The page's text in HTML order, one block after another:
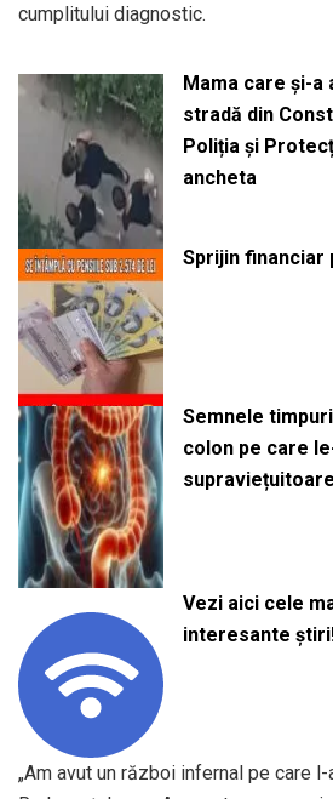
cumplitului diagnostic.
Mama care și-a
stradă din
Poliția și
ancheta
Sprijin financiar
Semnele
colon pe care
Vezi aici cele
interesante
„Am avut un război infernal pe care